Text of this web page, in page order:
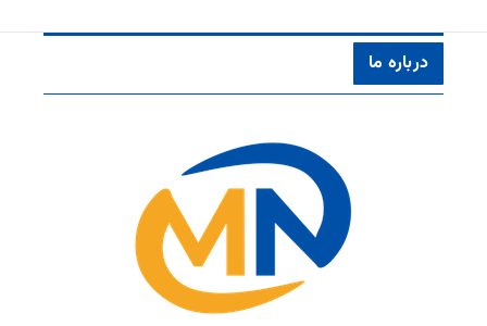
درباره ما